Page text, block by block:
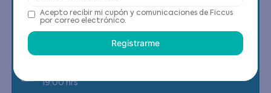
Contáctanos
(22) 6178818 - Compras Internet
19:00 hrs
Acepto recibir mi cupón y comunicaciones de Ficcus
por correo electrónico.
Registrarme